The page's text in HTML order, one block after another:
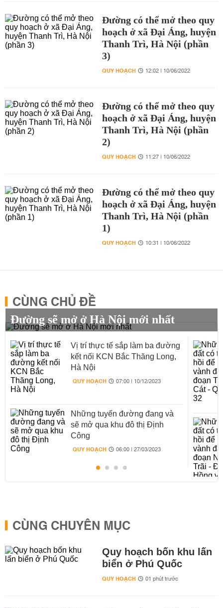
Đường có thể mở theo quy
hoạch ở xã Đại Áng, huyện
Thanh Trì, Hà Nội (phần
3)
QUY HOẠCH 12:02 | 10/06/2022
Đường có thể mở theo quy
hoạch ở xã Đại Áng, huyện
Thanh Trì, Hà Nội (phần
2)
QUY HOẠCH 11:27 | 10/06/2022
Đường có thể mở theo quy
hoạch ở xã Đại Áng, huyện
Thanh Trì, Hà Nội (phần
1)
QUY HOẠCH 10:31 | 10/06/2022
CÙNG CHỦ ĐỀ
Đường sẽ mở ở Hà Nội mới nhất
Vị trí thực tế sắp làm ba đường
kết nối KCN Bắc Thăng Long,
Hà Nội
QUY HOẠCH 07:00 | 10/12/2023
Những tuyến đường đang và
sẽ mở qua khu đô thị Định
Công
QUY HOẠCH 06:00 | 27/03/2023
CÙNG CHUYÊN MỤC
Quy hoạch bốn khu lấn
biển ở Phú Quốc
QUY HOẠCH 01 phút trước